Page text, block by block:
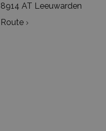
8914 AT Leeuwarden
Route